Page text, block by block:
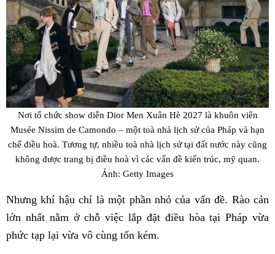
Nơi tổ chức show diễn Dior Men Xuân Hè 2027 là khuôn viên
Musée Nissim de Camondo – một toà nhà lịch sử của Pháp và hạn
chế điều hoà. Tương tự, nhiều toà nhà lịch sử tại đất nước này cũng
không được trang bị điều hoà vì các vấn đề kiến trúc, mỹ quan.
Ảnh: Getty Images
Nhưng khí hậu chỉ là một phần nhỏ của vấn đề. Rào cản
lớn nhất nằm ở chỗ việc lắp đặt điều hòa tại Pháp vừa
phức tạp lại vừa vô cùng tốn kém.